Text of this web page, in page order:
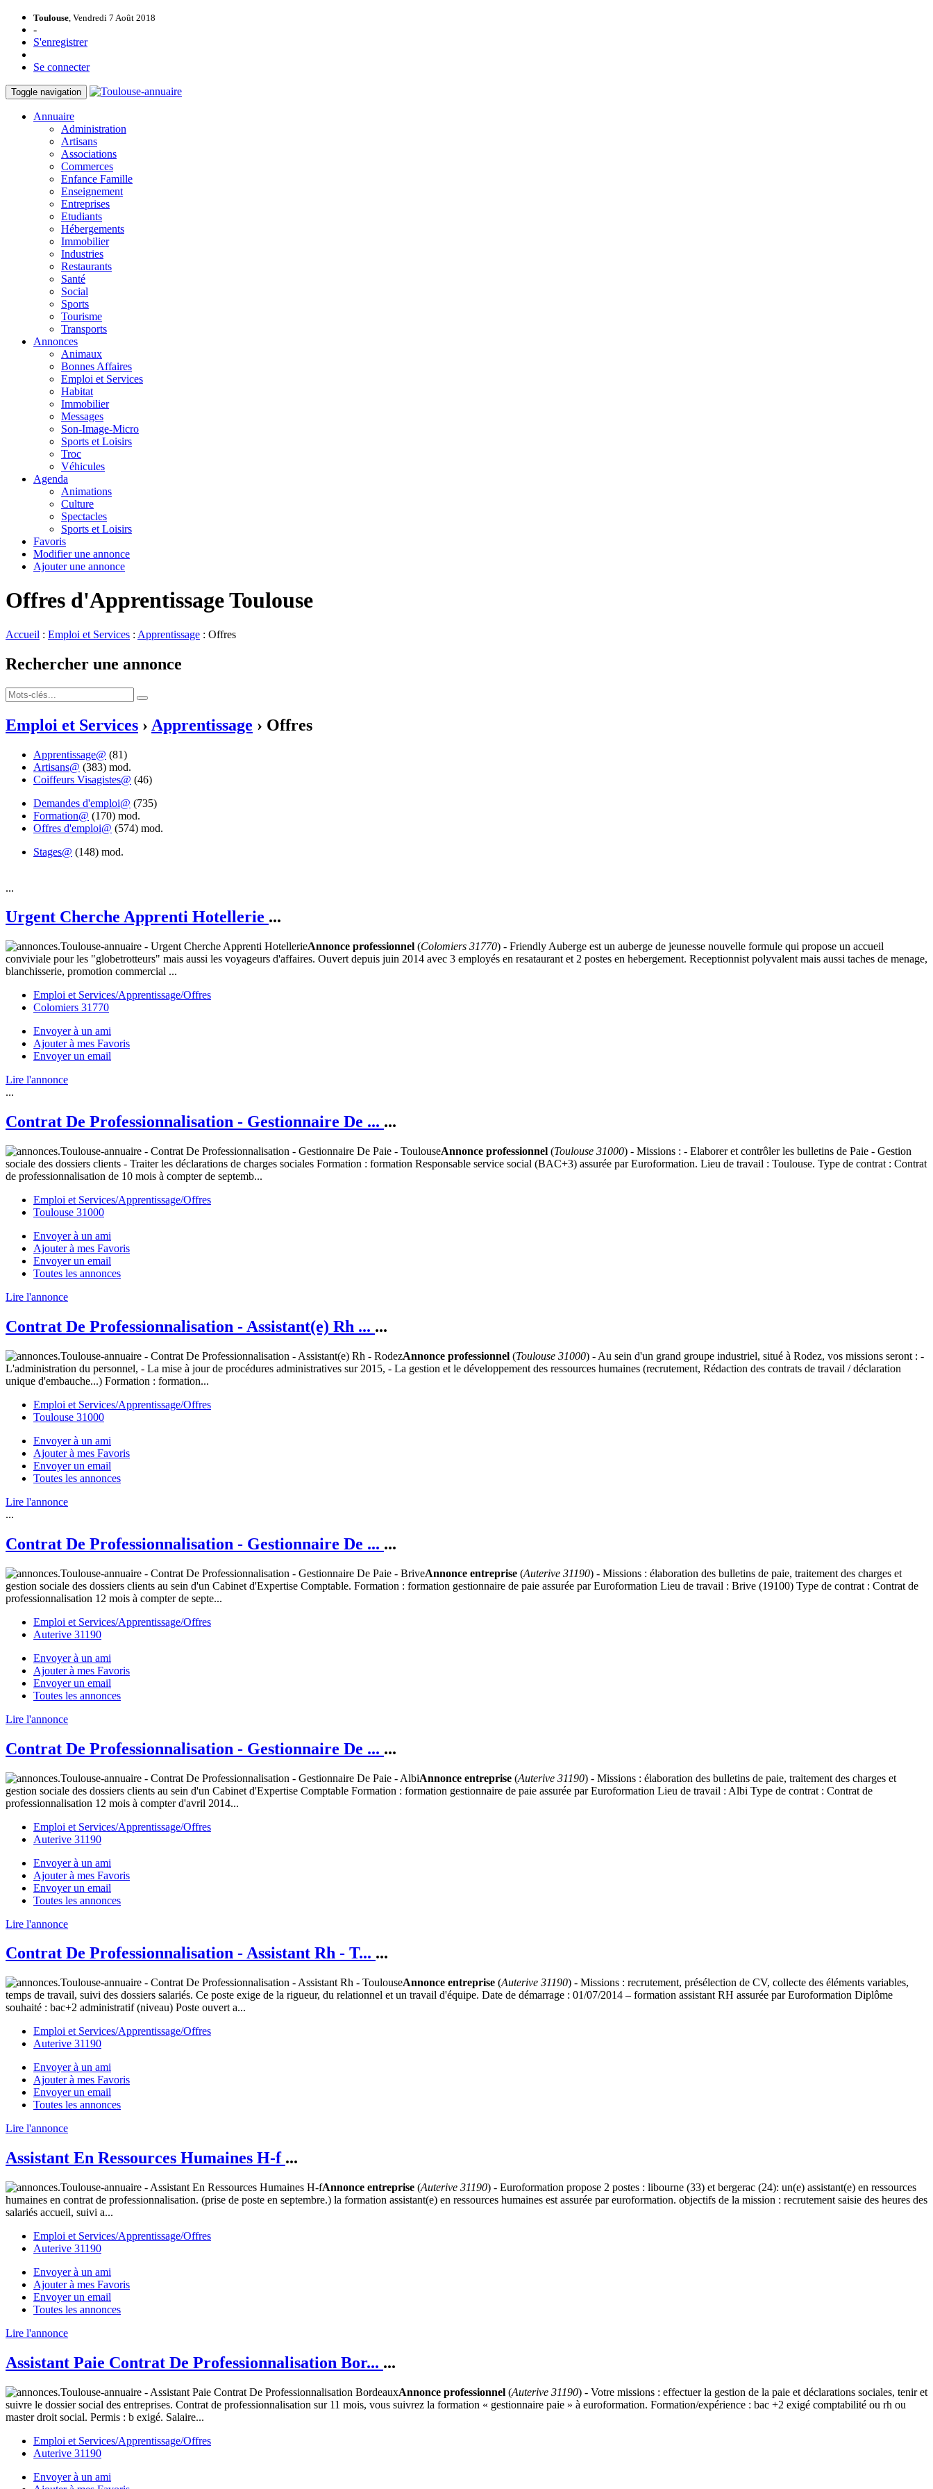
Toulouse, Vendredi 7 Août 2018
-
S'enregistrer
Se connecter
Toggle navigation
Annuaire
Administration
Artisans
Associations
Commerces
Enfance Famille
Enseignement
Entreprises
Etudiants
Hébergements
Immobilier
Industries
Restaurants
Santé
Social
Sports
Tourisme
Transports
Annonces
Animaux
Bonnes Affaires
Emploi et Services
Habitat
Immobilier
Messages
Son-Image-Micro
Sports et Loisirs
Troc
Véhicules
Agenda
Animations
Culture
Spectacles
Sports et Loisirs
Favoris
Modifier une annonce
Ajouter une annonce
Offres d'Apprentissage Toulouse
Accueil : Emploi et Services : Apprentissage : Offres
Rechercher une annonce
Emploi et Services › Apprentissage › Offres
Apprentissage@ (81)
Artisans@ (383) mod.
Coiffeurs Visagistes@ (46)
Demandes d'emploi@ (735)
Formation@ (170) mod.
Offres d'emploi@ (574) mod.
Stages@ (148) mod.
...
Urgent Cherche Apprenti Hotellerie ...
Annonce professionnel (Colomiers 31770) - Friendly Auberge est un auberge de jeunesse nouvelle formule qui propose un accueil
conviviale pour les "globetrotteurs" mais aussi les voyageurs d'affaires. Ouvert depuis juin 2014 avec 3 employés en resataurant et 2 postes en hebergement. Receptionnist polyvalent mais aussi taches de menage,
blanchisserie, promotion commercial ...
Emploi et Services/Apprentissage/Offres
Colomiers 31770
Envoyer à un ami
Ajouter à mes Favoris
Envoyer un email
Lire l'annonce
...
Contrat De Professionnalisation - Gestionnaire De ... ...
Annonce professionnel (Toulouse 31000) - Missions : - Elaborer et contrôler les bulletins de Paie - Gestion
sociale des dossiers clients - Traiter les déclarations de charges sociales Formation : formation Responsable service social (BAC+3) assurée par Euroformation. Lieu de travail : Toulouse. Type de contrat : Contrat
de professionnalisation de 10 mois à compter de septemb...
Emploi et Services/Apprentissage/Offres
Toulouse 31000
Envoyer à un ami
Ajouter à mes Favoris
Envoyer un email
Toutes les annonces
Lire l'annonce
Contrat De Professionnalisation - Assistant(e) Rh ... ...
Annonce professionnel (Toulouse 31000) - Au sein d'un grand groupe industriel, situé à Rodez, vos missions seront : -
L'administration du personnel, - La mise à jour de procédures administratives sur 2015, - La gestion et le développement des ressources humaines (recrutement, Rédaction des contrats de travail / déclaration
unique d'embauche...) Formation : formation...
Emploi et Services/Apprentissage/Offres
Toulouse 31000
Envoyer à un ami
Ajouter à mes Favoris
Envoyer un email
Toutes les annonces
Lire l'annonce
...
Contrat De Professionnalisation - Gestionnaire De ... ...
Annonce entreprise (Auterive 31190) - Missions : élaboration des bulletins de paie, traitement des charges et
gestion sociale des dossiers clients au sein d'un Cabinet d'Expertise Comptable. Formation : formation gestionnaire de paie assurée par Euroformation Lieu de travail : Brive (19100) Type de contrat : Contrat de
professionnalisation 12 mois à compter de septe...
Emploi et Services/Apprentissage/Offres
Auterive 31190
Envoyer à un ami
Ajouter à mes Favoris
Envoyer un email
Toutes les annonces
Lire l'annonce
Contrat De Professionnalisation - Gestionnaire De ... ...
Annonce entreprise (Auterive 31190) - Missions : élaboration des bulletins de paie, traitement des charges et
gestion sociale des dossiers clients au sein d'un Cabinet d'Expertise Comptable Formation : formation gestionnaire de paie assurée par Euroformation Lieu de travail : Albi Type de contrat : Contrat de
professionnalisation 12 mois à compter d'avril 2014...
Emploi et Services/Apprentissage/Offres
Auterive 31190
Envoyer à un ami
Ajouter à mes Favoris
Envoyer un email
Toutes les annonces
Lire l'annonce
Contrat De Professionnalisation - Assistant Rh - T... ...
Annonce entreprise (Auterive 31190) - Missions : recrutement, présélection de CV, collecte des éléments variables,
temps de travail, suivi des dossiers salariés. Ce poste exige de la rigueur, du relationnel et un travail d'équipe. Date de démarrage : 01/07/2014 – formation assistant RH assurée par Euroformation Diplôme
souhaité : bac+2 administratif (niveau) Poste ouvert a...
Emploi et Services/Apprentissage/Offres
Auterive 31190
Envoyer à un ami
Ajouter à mes Favoris
Envoyer un email
Toutes les annonces
Lire l'annonce
Assistant En Ressources Humaines H-f ...
Annonce entreprise (Auterive 31190) - Euroformation propose 2 postes : libourne (33) et bergerac (24): un(e) assistant(e) en ressources
humaines en contrat de professionnalisation. (prise de poste en septembre.) la formation assistant(e) en ressources humaines est assurée par euroformation. objectifs de la mission : recrutement saisie des heures des
salariés accueil, suivi a...
Emploi et Services/Apprentissage/Offres
Auterive 31190
Envoyer à un ami
Ajouter à mes Favoris
Envoyer un email
Toutes les annonces
Lire l'annonce
Assistant Paie Contrat De Professionnalisation Bor... ...
Annonce professionnel (Auterive 31190) - Votre missions : effectuer la gestion de la paie et déclarations sociales, tenir et
suivre le dossier social des entreprises. Contrat de professionnalisation sur 11 mois, vous suivrez la formation « gestionnaire paie » à euroformation. Formation/expérience : bac +2 exigé comptabilité ou rh ou
master droit social. Permis : b exigé. Salaire...
Emploi et Services/Apprentissage/Offres
Auterive 31190
Envoyer à un ami